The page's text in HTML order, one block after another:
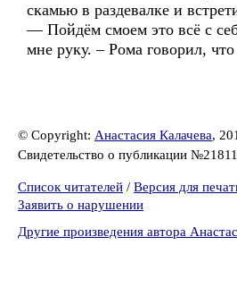
скамью в раздевалке и
— Пойдём смоем это всё с
мне руку. – Рома говорил, что
© Copyright: Анастасия Калачева,
Свидетельство о публикации
Список читателей / Версия для
Заявить о нарушении
Другие произведения автора